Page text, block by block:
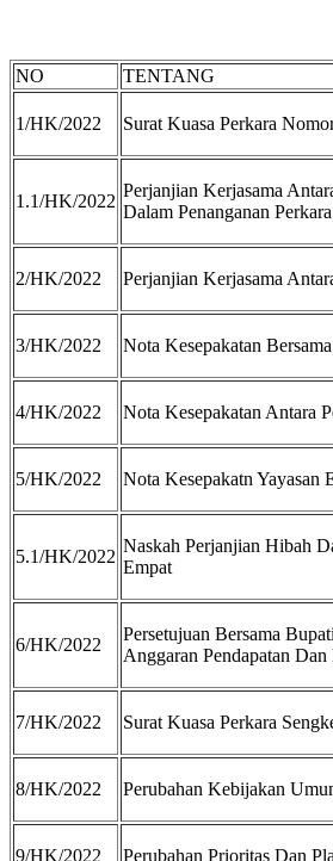
NO TENTANG
1/HK/2022 Surat Kuasa Perkara
1.1/HK/2022
Perjanjian Kerjasama
Dalam Penanganan
2/HK/2022 Perjanjian Kerjasama
3/HK/2022 Nota Kesepakatan
4/HK/2022 Nota Kesepakatan Antara
5/HK/2022 Nota Kesepakatn Yayasan
5.1/HK/2022
Naskah Perjanjian Hibah
Empat
6/HK/2022
Persetujuan Bersama
Anggaran Pendapatan
7/HK/2022 Surat Kuasa Perkara
8/HK/2022 Perubahan Kebijakan
9/HK/2022 Perubahan Prioritas Dan